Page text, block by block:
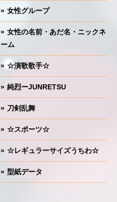
女性グループ
女性の名前・あだ名・ニックネ
ーム
☆演歌歌手☆
純烈ーJUNRETSU
刀剣乱舞
☆スポーツ☆
☆レギュラーサイズうちわ☆
型紙データ